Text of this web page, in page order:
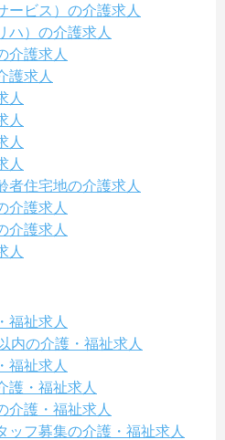
ービス）の介護求人
ハ）の介護求人
介護求人
護求人
人
人
人
人
者住宅地の介護求人
介護求人
介護求人
人
福祉求人
内の介護・福祉求人
福祉求人
護・福祉求人
介護・福祉求人
ッフ募集の介護・福祉求人